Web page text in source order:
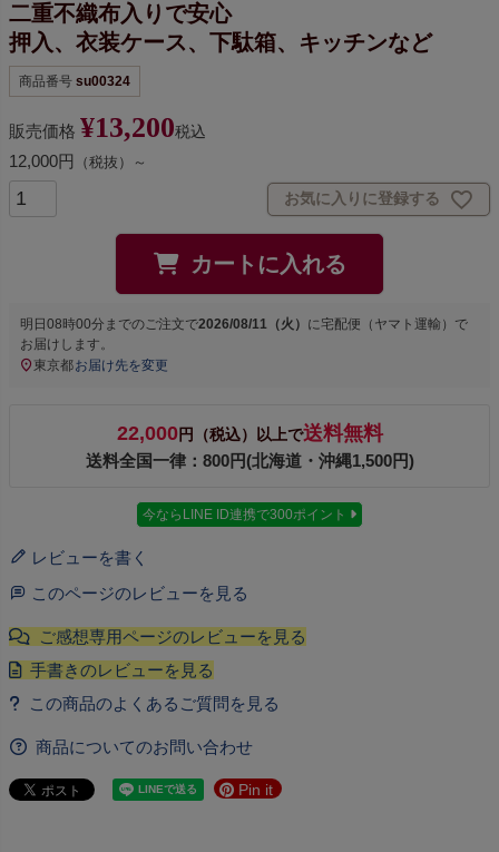
二重不織布入りで安心
押入、衣装ケース、下駄箱、キッチンなど
商品番号 su00324
販売価格 ¥13,200税込
12,000円 （税抜）～
お気に入りに登録する
カートに入れる
明日08時00分 までのご注文で2026/08/11（火） に 宅配便（ヤマト運輸） で
お届けします。
東京都お届け先を変更
22,000円（税込）以上で送料無料
送料全国一律：800円(北海道・沖縄1,500円)
今ならLINE ID連携で300ポイント
レビューを書く
このページのレビューを見る
商品についてのお問い合わせ
Pin it